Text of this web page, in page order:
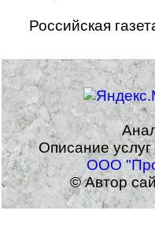
Российская
Описание
ООО
© Автор